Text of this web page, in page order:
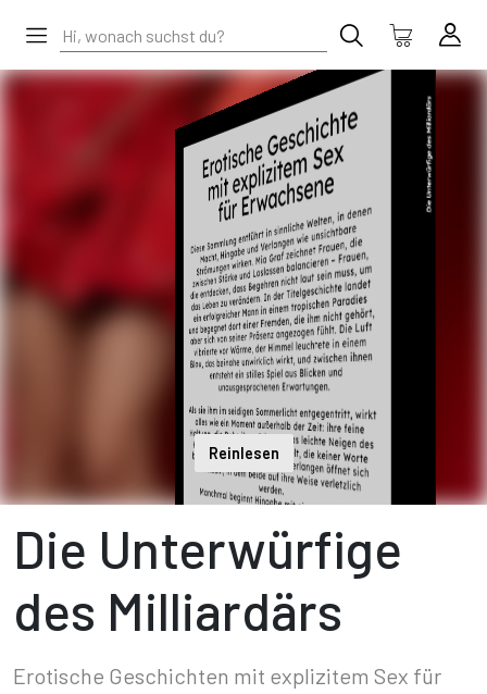
Reinlesen
Die Unterwürfige
des Milliardärs
Erotische Geschichten mit explizitem Sex für